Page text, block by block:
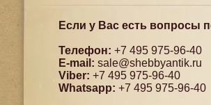
Если у Вас есть вопросы
Телефон: +7 495 975-96-40
E-mail: sale@shebbyantik.ru
Viber: +7 495 975-96-40
Whatsapp: +7 495 975-96-40